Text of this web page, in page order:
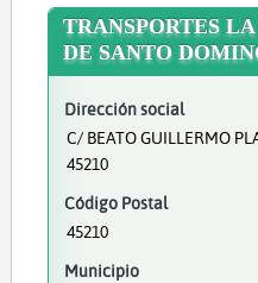
TRANSPORTES
DE SANTO
Dirección social
C/ BEATO GUILLERMO
45210
Código Postal
45210
Municipio